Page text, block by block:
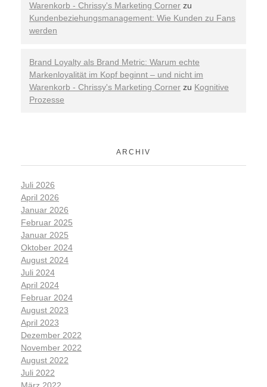
Warenkorb - Chrissy's Marketing Corner zu
Kundenbeziehungsmanagement: Wie Kunden zu Fans
werden
Brand Loyalty als Brand Metric: Warum echte
Markenloyalität im Kopf beginnt – und nicht im
Warenkorb - Chrissy's Marketing Corner zu Kognitive
Prozesse
ARCHIV
Juli 2026
April 2026
Januar 2026
Februar 2025
Januar 2025
Oktober 2024
August 2024
Juli 2024
April 2024
Februar 2024
August 2023
April 2023
Dezember 2022
November 2022
August 2022
Juli 2022